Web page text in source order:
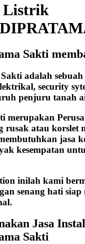
Listrik
Sakti
adalah
security
penjuru tanah
merupakan
rusak atau korslet
jasa
kesempatan
inilah kami
senang hati
Jasa
Sakti